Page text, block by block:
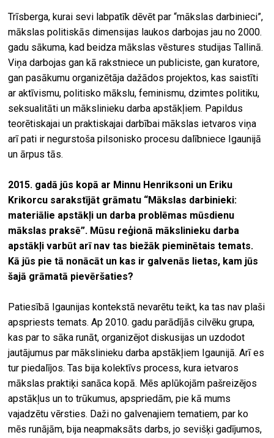
Trīsberga, kurai sevi labpatīk dēvēt par “mākslas darbinieci”,
mākslas politiskās dimensijas laukos darbojas jau no 2000.
gadu sākuma, kad beidza mākslas vēstures studijas Tallinā.
Viņa darbojas gan kā rakstniece un publiciste, gan kuratore,
gan pasākumu organizētāja dažādos projektos, kas saistīti
ar aktīvismu, politisko mākslu, feminismu, dzimtes politiku,
seksualitāti un mākslinieku darba apstākļiem. Papildus
teorētiskajai un praktiskajai darbībai mākslas ietvaros viņa
arī pati ir negurstoša pilsonisko procesu dalībniece Igaunijā
un ārpus tās.
2015. gadā jūs kopā ar Minnu Henriksoni un Eriku
Krikorcu sarakstījāt grāmatu “Mākslas darbinieki:
materiālie apstākļi un darba problēmas mūsdienu
mākslas praksē”. Mūsu reģionā mākslinieku darba
apstākļi varbūt arī nav tas biežāk pieminētais temats.
Kā jūs pie tā nonācāt un kas ir galvenās lietas, kam jūs
šajā grāmatā pievēršaties?
Patiesībā Igaunijas kontekstā nevarētu teikt, ka tas nav plaši
apspriests temats. Ap 2010. gadu parādījās cilvēku grupa,
kas par to sāka runāt, organizējot diskusijas un uzdodot
jautājumus par mākslinieku darba apstākļiem Igaunijā. Arī es
tur piedalījos. Tas bija kolektīvs process, kura ietvaros
mākslas praktiķi sanāca kopā. Mēs aplūkojām pašreizējos
apstākļus un to trūkumus, apspriedām, pie kā mums
vajadzētu vērsties. Daži no galvenajiem tematiem, par ko
mēs runājām, bija neapmaksāts darbs, jo sevišķi gadījumos,